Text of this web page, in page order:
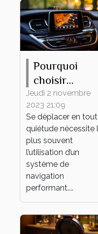
Pourquoi
choisir
MAPPY
comme
système de
navigation ?
Jeudi 2 novembre
2023 21:09
Se déplacer en
quiétude nécessite
plus souvent
l’utilisation d’un
système de
navigation
performant....